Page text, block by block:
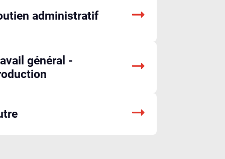
administratif
général -